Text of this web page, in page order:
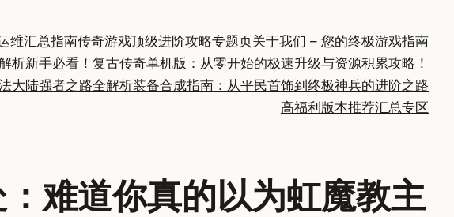
维汇总指南传奇游戏顶级进阶攻略专题页关于我们 – 您的终极游戏指南
析新手必看！复古传奇单机版：从零开始的极速升级与资源积累攻略！
大陆强者之路全解析装备合成指南：从平民首饰到终极神兵的进阶之路
高福利版本推荐汇总专区
难道你真的以为虹魔教主